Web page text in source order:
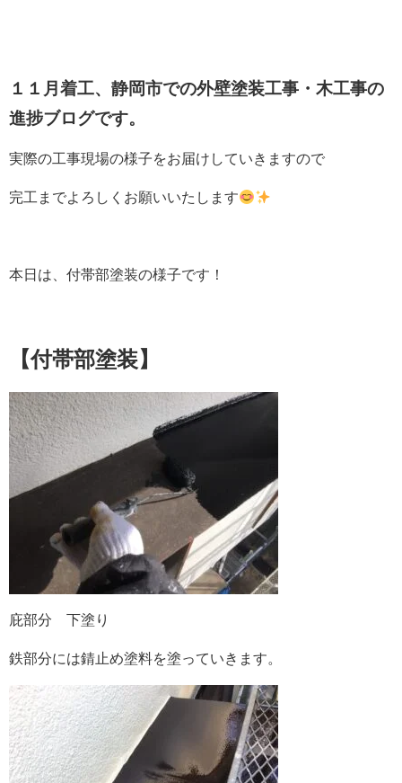
１１月着工、静岡市での外壁塗装工事・木工事の
進捗ブログです。
実際の工事現場の様子をお届けしていきますので
完工までよろしくお願いいたします
本日は、付帯部塗装の様子です！
【付帯部塗装】
庇部分 下塗り
鉄部分には錆止め塗料を塗っていきます。